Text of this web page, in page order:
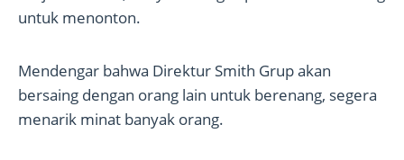
untuk menonton.
Mendengar bahwa Direktur Smith Grup akan
bersaing dengan orang lain untuk berenang, segera
menarik minat banyak orang.